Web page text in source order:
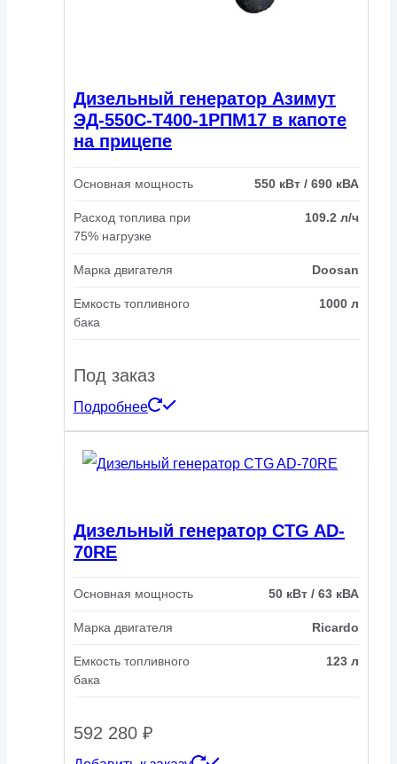
Дизельный генератор Азимут
ЭД-550С-Т400-1РПМ17 в капоте
на прицепе
Основная мощность 550 кВт / 690 кВА
Расход топлива при
75% нагрузке
109.2 л/ч
Марка двигателя Doosan
Емкость топливного
бака
1000 л
Под заказ
Подробнее
Дизельный генератор CTG AD-
70RE
Основная мощность 50 кВт / 63 кВА
Марка двигателя Ricardo
Емкость топливного
бака
123 л
592 280 ₽